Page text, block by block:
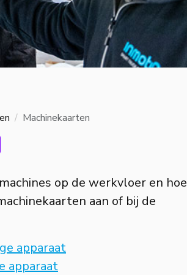
Machinekaarten
op de werkvloer en hoe
aan of bij de
apparaat
apparaat